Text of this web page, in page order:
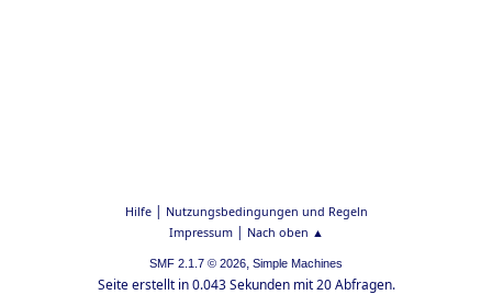
Hilfe| Nutzungsbedingungen und Regeln
Impressum| Nach oben ▲
SMF 2.1.7 © 2026, Simple Machines
Seite erstellt in 0.043 Sekunden mit 20 Abfragen.